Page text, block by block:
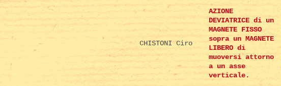
CHISTONI Ciro
AZIONE
DEVIATRICE di un
MAGNETE FISSO
sopra un MAGNETE
LIBERO di
muoversi attorno
a un asse
verticale.